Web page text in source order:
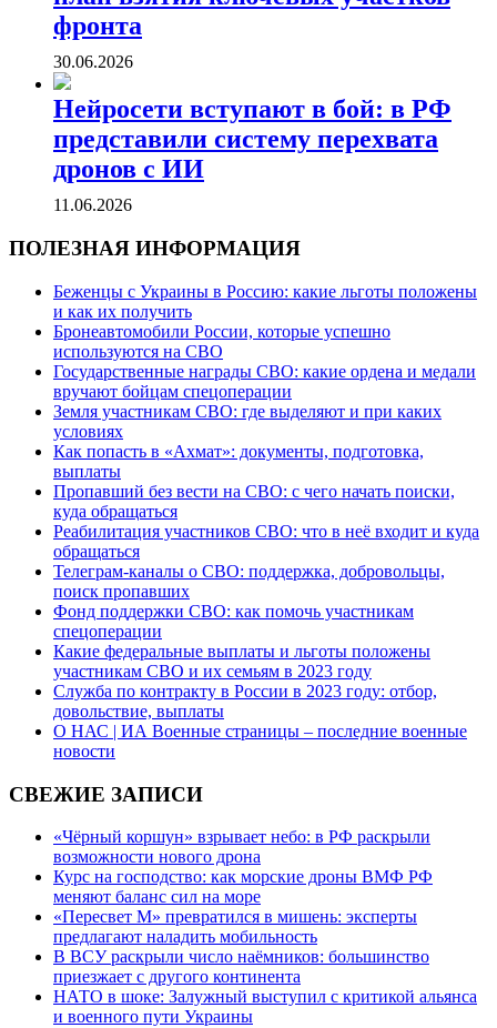
фронта
30.06.2026
Нейросети вступают в бой: в РФ
представили систему перехвата
дронов с ИИ
11.06.2026
ПОЛЕЗНАЯ ИНФОРМАЦИЯ
Беженцы с Украины в Россию: какие льготы положены
и как их получить
Бронеавтомобили России, которые успешно
используются на СВО
Государственные награды СВО: какие ордена и медали
вручают бойцам спецоперации
Земля участникам СВО: где выделяют и при каких
условиях
Как попасть в «Ахмат»: документы, подготовка,
выплаты
Пропавший без вести на СВО: с чего начать поиски,
куда обращаться
Реабилитация участников СВО: что в неё входит и куда
обращаться
Телеграм-каналы о СВО: поддержка, добровольцы,
поиск пропавших
Фонд поддержки СВО: как помочь участникам
спецоперации
Какие федеральные выплаты и льготы положены
участникам СВО и их семьям в 2023 году
Служба по контракту в России в 2023 году: отбор,
довольствие, выплаты
О НАС | ИА Военные страницы – последние военные
новости
СВЕЖИЕ ЗАПИСИ
«Чёрный коршун» взрывает небо: в РФ раскрыли
возможности нового дрона
Курс на господство: как морские дроны ВМФ РФ
меняют баланс сил на море
«Пересвет М» превратился в мишень: эксперты
предлагают наладить мобильность
В ВСУ раскрыли число наёмников: большинство
приезжает с другого континента
НАТО в шоке: Залужный выступил с критикой альянса
и военного пути Украины